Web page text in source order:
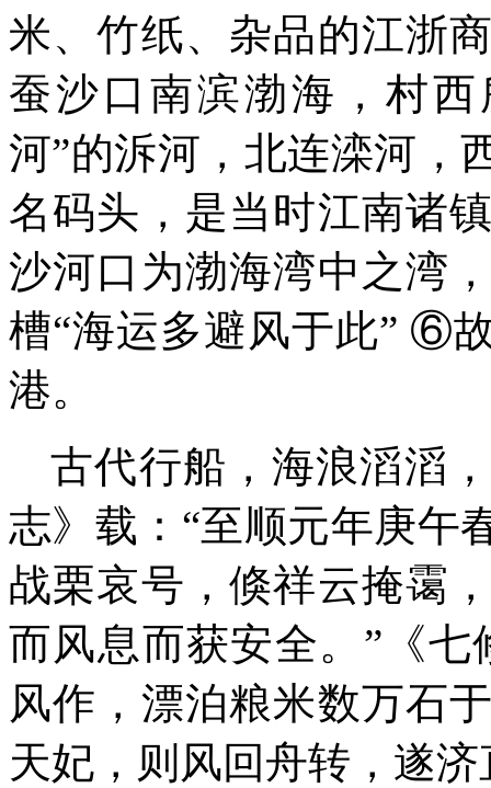
米、竹纸、杂品的江浙
蚕沙口南滨渤海，村西
河”的泝河， 北连滦河，
名码头，是当时江南诸
沙河口为渤海湾中之湾
槽“海运多避风于此” ⑥
港。
古代行船，海浪滔滔
志》载：“至顺元年庚午
战栗哀号，倏祥云掩霭
而风息而获安全。”《七
风作，漂泊粮米数万石
天妃，则风回舟转，遂济